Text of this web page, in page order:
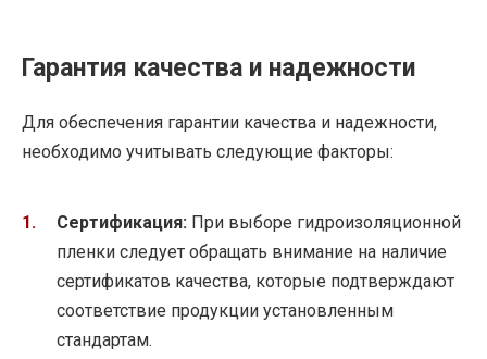
Гарантия качества и надежности
Для обеспечения гарантии качества и надежности,
необходимо учитывать следующие факторы:
Сертификация: При выборе гидроизоляционной
пленки следует обращать внимание на наличие
сертификатов качества, которые подтверждают
соответствие продукции установленным
стандартам.